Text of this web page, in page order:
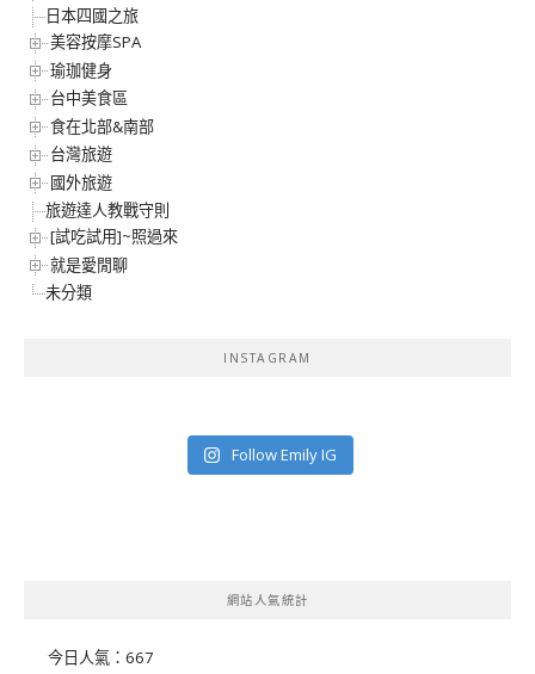
日本四國之旅
美容按摩SPA
瑜珈健身
台中美食區
食在北部&南部
台灣旅遊
國外旅遊
旅遊達人教戰守則
[試吃試用]~照過來
就是愛閒聊
未分類
INSTAGRAM
Follow Emily IG
網站人氣統計
今日人氣： 667